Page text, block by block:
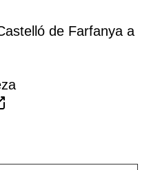
de Farfanya a